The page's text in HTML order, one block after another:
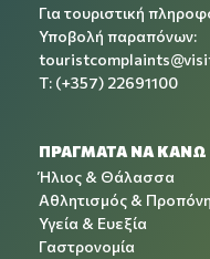
Για τουριστική
Υποβολή παραπόνων:
T: (+357) 22691100
ΠΡΑΓΜΑΤΑ ΝΑ ΚΑΝΩ
Ήλιος & Θάλασσα
Αθλητισμός &
Υγεία & Ευεξία
Γαστρονομία